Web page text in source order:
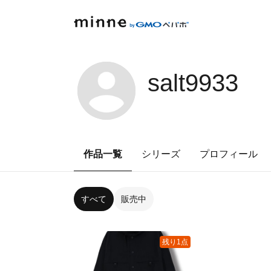
salt9933
作品一覧 シリーズ プロフィール
すべて 販売中
残り1点